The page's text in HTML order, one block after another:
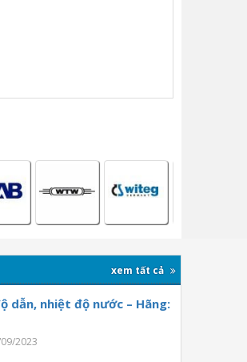
xem tất cả
dẫn, nhiệt độ nước – Hãng:
2023